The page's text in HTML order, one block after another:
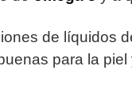
de líquidos
para la